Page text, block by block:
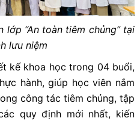
lớp “An toàn tiêm chủng” tại
lưu niệm
kế khoa học trong 04 buổi,
hành, giúp học viên nắm
công tác tiêm chủng, tập
quy định mới nhất, kiến